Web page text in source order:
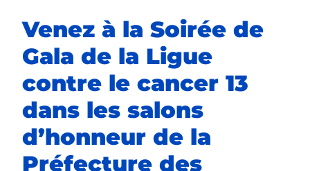
Venez à la Soirée de
Gala de la Ligue
contre le cancer 13
dans les salons
d’honneur de la
Préfecture des